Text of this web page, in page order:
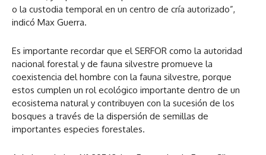
o la custodia temporal en un centro de cría autorizado”,
indicó Max Guerra.
Es importante recordar que el SERFOR como la autoridad
nacional forestal y de fauna silvestre promueve la
coexistencia del hombre con la fauna silvestre, porque
estos cumplen un rol ecológico importante dentro de un
ecosistema natural y contribuyen con la sucesión de los
bosques a través de la dispersión de semillas de
importantes especies forestales.